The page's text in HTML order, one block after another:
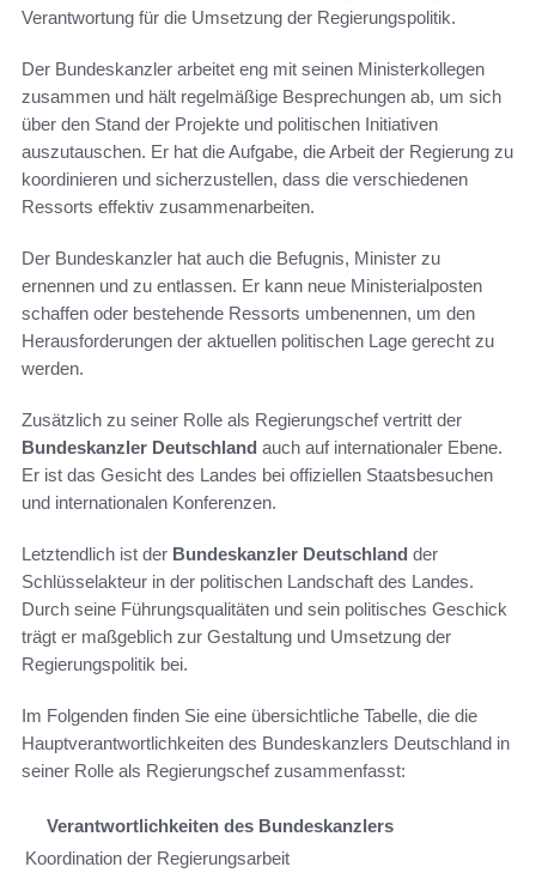
Verantwortung für die Umsetzung der Regierungspolitik.
Der Bundeskanzler arbeitet eng mit seinen Ministerkollegen
zusammen und hält regelmäßige Besprechungen ab, um sich
über den Stand der Projekte und politischen Initiativen
auszutauschen. Er hat die Aufgabe, die Arbeit der Regierung zu
koordinieren und sicherzustellen, dass die verschiedenen
Ressorts effektiv zusammenarbeiten.
Der Bundeskanzler hat auch die Befugnis, Minister zu
ernennen und zu entlassen. Er kann neue Ministerialposten
schaffen oder bestehende Ressorts umbenennen, um den
Herausforderungen der aktuellen politischen Lage gerecht zu
werden.
Zusätzlich zu seiner Rolle als Regierungschef vertritt der
Bundeskanzler Deutschland auch auf internationaler Ebene.
Er ist das Gesicht des Landes bei offiziellen Staatsbesuchen
und internationalen Konferenzen.
Letztendlich ist der Bundeskanzler Deutschland der
Schlüsselakteur in der politischen Landschaft des Landes.
Durch seine Führungsqualitäten und sein politisches Geschick
trägt er maßgeblich zur Gestaltung und Umsetzung der
Regierungspolitik bei.
Im Folgenden finden Sie eine übersichtliche Tabelle, die die
Hauptverantwortlichkeiten des Bundeskanzlers Deutschland in
seiner Rolle als Regierungschef zusammenfasst:
Verantwortlichkeiten des Bundeskanzlers
Koordination der Regierungsarbeit